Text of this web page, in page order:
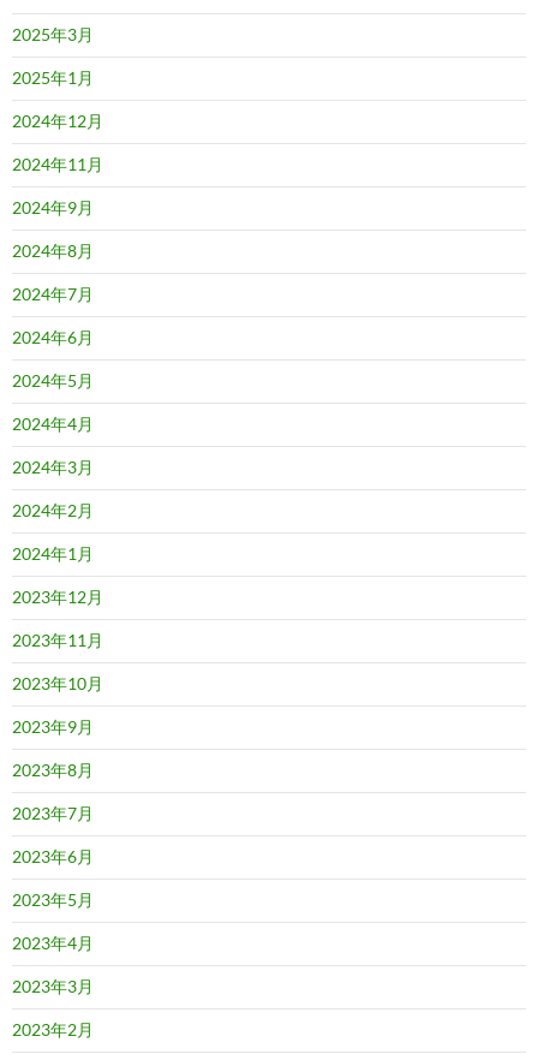
2025年3月
2025年1月
2024年12月
2024年11月
2024年9月
2024年8月
2024年7月
2024年6月
2024年5月
2024年4月
2024年3月
2024年2月
2024年1月
2023年12月
2023年11月
2023年10月
2023年9月
2023年8月
2023年7月
2023年6月
2023年5月
2023年4月
2023年3月
2023年2月